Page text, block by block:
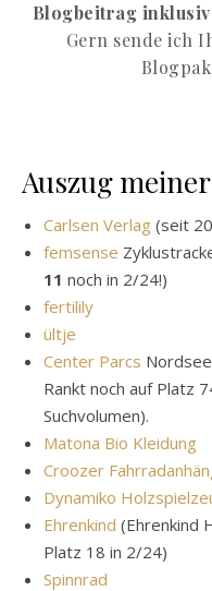
Blogbeitrag
Gern sende ich
Auszug
Carlsen Verlag (seit
femsense
11 noch in 2/24!)
ferti­lily
ültje
Center Parcs
Rankt noch auf Platz
Suchvolumen).
Matona Bio Kleidung
Croozer
Dynamiko
Ehrenkind (Ehrenkind
Platz 18 in 2/24)
Spinnrad